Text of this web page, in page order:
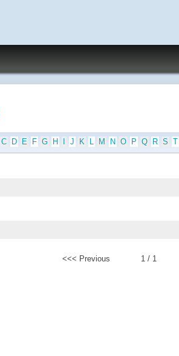
C D E F G H J K L M N O P Q R S T
<<< Previous 1 / 1